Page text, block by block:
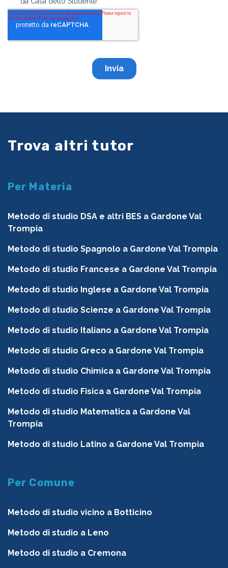
Trova altri tutor
Per Materia
Metodo di studio DSA e altri BES a Gardone Val
Trompia
Metodo di studio Spagnolo a Gardone Val Trompia
Metodo di studio Francese a Gardone Val Trompia
Metodo di studio Inglese a Gardone Val Trompia
Metodo di studio Scienze a Gardone Val Trompia
Metodo di studio Italiano a Gardone Val Trompia
Metodo di studio Greco a Gardone Val Trompia
Metodo di studio Chimica a Gardone Val Trompia
Metodo di studio Fisica a Gardone Val Trompia
Metodo di studio Matematica a Gardone Val
Trompia
Metodo di studio Latino a Gardone Val Trompia
Per Comune
Metodo di studio vicino a Botticino
Metodo di studio a Leno
Metodo di studio a Cremona